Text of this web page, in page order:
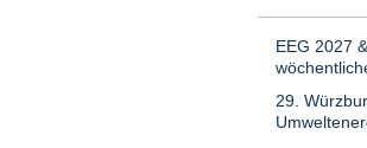
EEG 2027
29.